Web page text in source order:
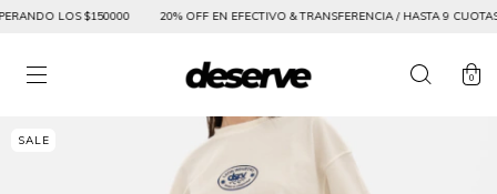
LOS $150000 20% OFF EN EFECTIVO & TRANSFERENCIA / HASTA 9 CUOTAS
0